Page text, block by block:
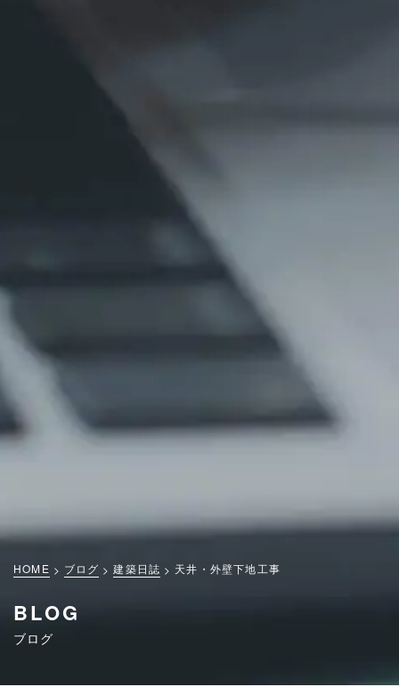
HOME ブログ 建築日誌 天井・外壁下地工事
BLOG
ブログ